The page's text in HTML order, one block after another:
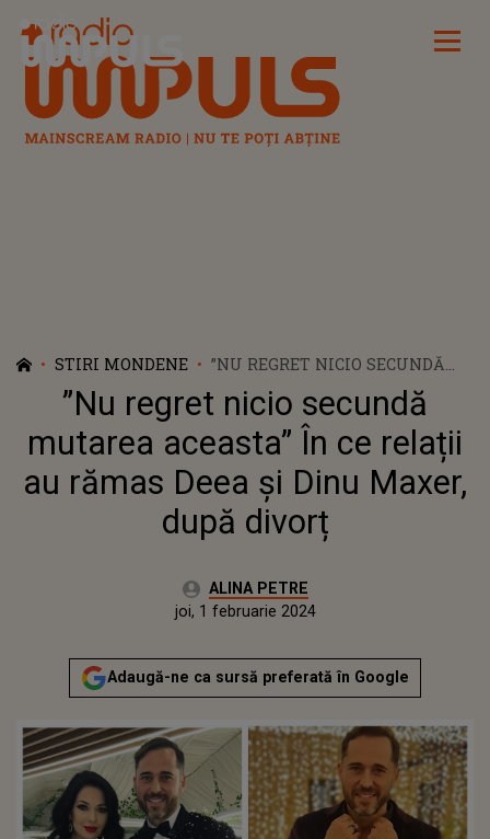
Radio Impuls
STIRI MONDENE
”NU REGRET NICIO SECUNDĂ
MUTAREA ACEASTA” ÎN CE
RELAȚII AU RĂMAS DEEA ȘI
DINU MAXER, DUPĂ DIVORȚ
”Nu regret nicio secundă
mutarea aceasta” În ce relații
au rămas Deea și Dinu Maxer,
după divorț
Autor:ALINA PETRE
Publicat:
joi, 1 februarie 2024
Adaugă-ne ca sursă preferată în Google